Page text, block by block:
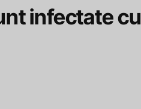
infectate cu